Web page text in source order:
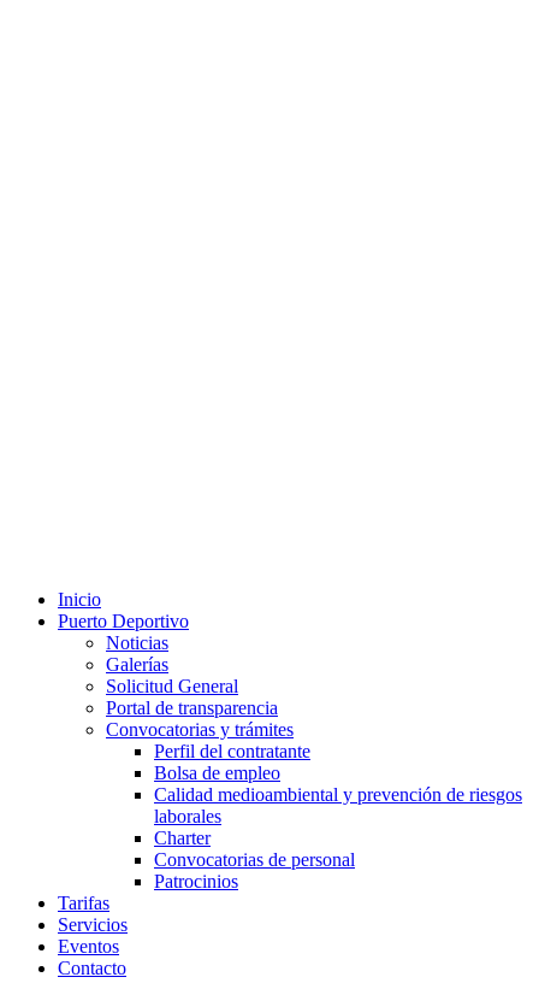
Inicio
Puerto Deportivo
Noticias
Galerías
Solicitud General
Portal de transparencia
Convocatorias y trámites
Perfil del contratante
Bolsa de empleo
Calidad medioambiental y prevención de riesgos
laborales
Charter
Convocatorias de personal
Patrocinios
Tarifas
Servicios
Eventos
Contacto